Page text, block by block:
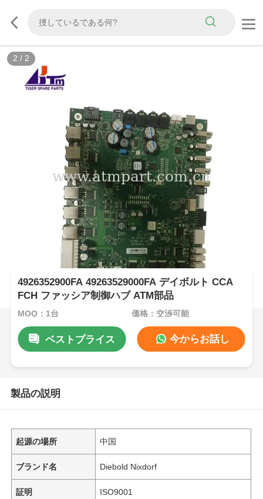
2 / 2
4926352900FA 49263529000FA デイボルト CCA
FCH ファッシア制御ハブ ATM部品
MOQ：1台 価格：交渉可能
ベストプライス 今からお話し
製品の説明
起源の場所 中国
ブランド名 Diebold Nixdorf
証明 ISO9001